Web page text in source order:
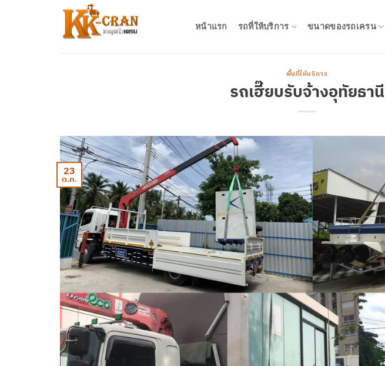
หน้าแรก รถที่ให้บริการ ขนาดของรถเครน
พื้นที่ให้บริการ
รถเฮี๊ยบรับจ้างอุทัยธานี
23
ต.ค.